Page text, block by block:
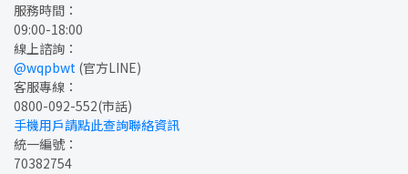
服務時間：
09:00-18:00
線上諮詢：
@wqpbwt (官方LINE)
客服專線：
0800-092-552(市話)
手機用戶請點此查詢聯絡資訊
統一編號：
70382754